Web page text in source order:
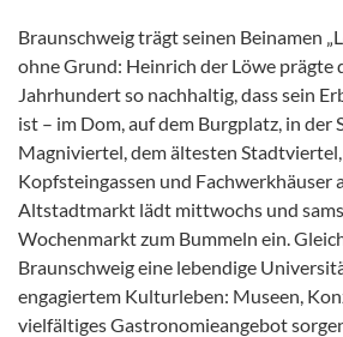
Braunschweig trägt seinen Beinamen
ohne Grund: Heinrich der Löwe prägte
Jahrhundert so nachhaltig, dass sein
ist – im Dom, auf dem Burgplatz, in
Magniviertel, dem ältesten
Kopfsteingassen und Fachwerkhäuser
Altstadtmarkt lädt mittwochs und
Wochenmarkt zum Bummeln ein.
Braunschweig eine lebendige
engagiertem Kulturleben: Museen,
vielfältiges Gastronomieangebot